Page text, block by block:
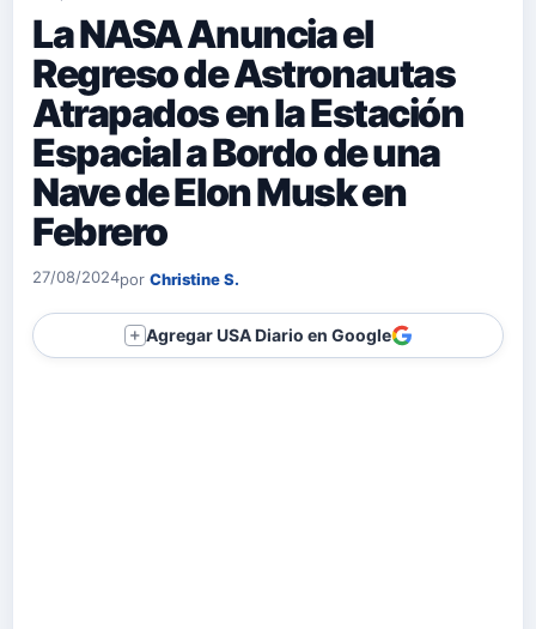
La NASA Anuncia el
Regreso de Astronautas
Atrapados en la Estación
Espacial a Bordo de una
Nave de Elon Musk en
Febrero
27/08/2024por Christine S.
＋ Agregar USA Diario en Google